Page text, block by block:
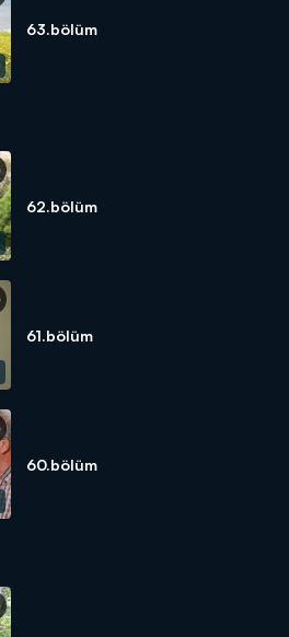
63.bölüm
62.bölüm
61.bölüm
60.bölüm